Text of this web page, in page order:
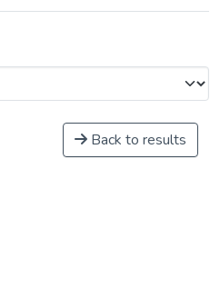
Back to results